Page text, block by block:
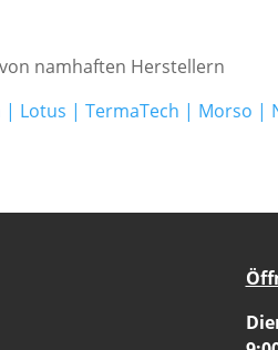
von namhaften Herstellern
| Lotus |TermaTech | Morso |